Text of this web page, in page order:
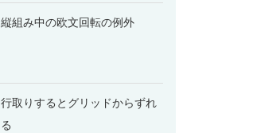
縦組み中の欧文回転の例外
行取りするとグリッドからずれ
る